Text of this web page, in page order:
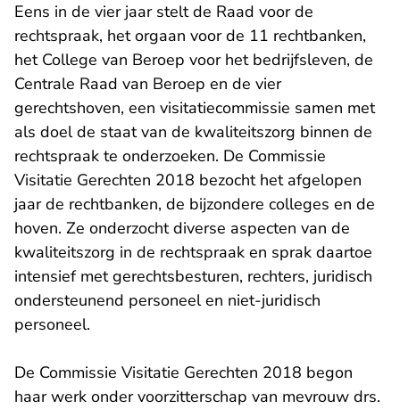
Eens in de vier jaar stelt de Raad voor de
rechtspraak, het orgaan voor de 11 rechtbanken,
het College van Beroep voor het bedrijfsleven, de
Centrale Raad van Beroep en de vier
gerechtshoven, een visitatiecommissie samen met
als doel de staat van de kwaliteitszorg binnen de
rechtspraak te onderzoeken. De Commissie
Visitatie Gerechten 2018 bezocht het afgelopen
jaar de rechtbanken, de bijzondere colleges en de
hoven. Ze onderzocht diverse aspecten van de
kwaliteitszorg in de rechtspraak en sprak daartoe
intensief met gerechtsbesturen, rechters, juridisch
ondersteunend personeel en niet-juridisch
personeel.
De Commissie Visitatie Gerechten 2018 begon
haar werk onder voorzitterschap van mevrouw drs.